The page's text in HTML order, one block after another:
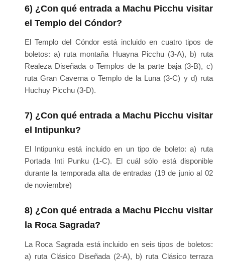
6) ¿Con qué entrada a Machu Picchu visitar
el Templo del Cóndor?
El Templo del Cóndor está incluido en cuatro tipos de
boletos: a) ruta montaña Huayna Picchu (3-A), b) ruta
Realeza Diseñada o Templos de la parte baja (3-B), c)
ruta Gran Caverna o Templo de la Luna (3-C) y d) ruta
Huchuy Picchu (3-D).
7) ¿Con qué entrada a Machu Picchu visitar
el Intipunku?
El Intipunku está incluido en un tipo de boleto: a) ruta
Portada Inti Punku (1-C). El cuál sólo está disponible
durante la temporada alta de entradas (19 de junio al 02
de noviembre)
8) ¿Con qué entrada a Machu Picchu visitar
la Roca Sagrada?
La Roca Sagrada está incluido en seis tipos de boletos:
a) ruta Clásico Diseñada (2-A), b) ruta Clásico terraza